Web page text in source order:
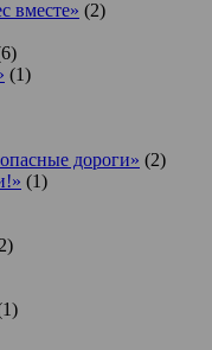
вместе» (2)
(1)
дороги» (2)
(1)